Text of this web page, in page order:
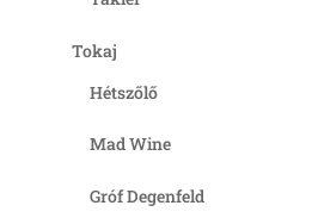
Tokaj
Hétszőlő
Mad Wine
Gróf Degenfeld